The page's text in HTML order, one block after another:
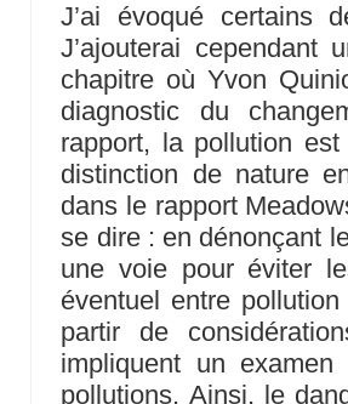
J’ai évoqué certains
J’ajouterai cependant
chapitre où Yvon
diagnostic du
rapport, la pollution
distinction de nature
dans le rapport
se dire : en dénonçant
une voie pour éviter
éventuel entre
partir de
impliquent un
pollutions. Ainsi, le